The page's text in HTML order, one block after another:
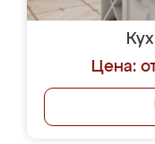
Цена: